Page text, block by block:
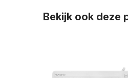
Bekijk ook deze